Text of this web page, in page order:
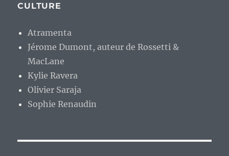
CULTURE
Atramenta
Jérome Dumont, auteur de Rossetti &
MacLane
Kylie Ravera
Olivier Saraja
Sophie Renaudin